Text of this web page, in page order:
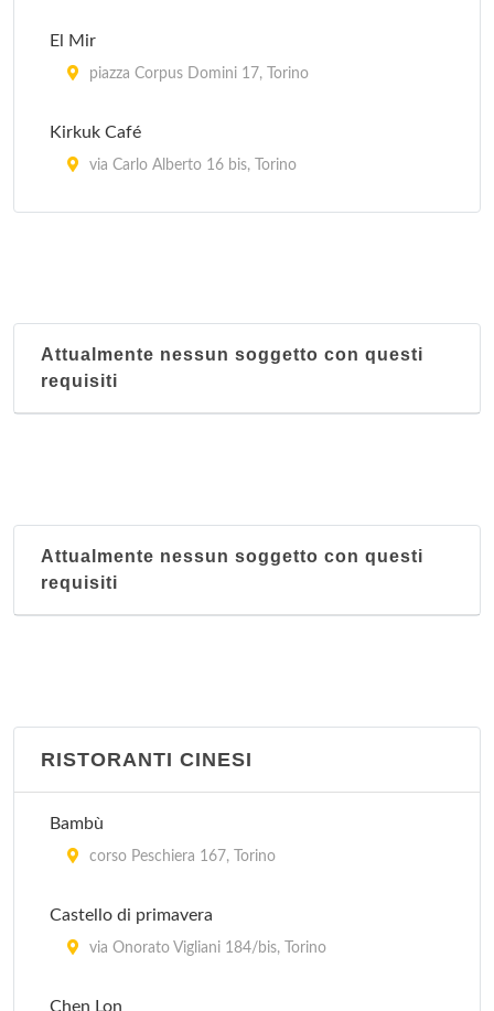
El Mir
piazza Corpus Domini 17, Torino
Kirkuk Café
via Carlo Alberto 16 bis, Torino
piazza della Repubblica 24, Torino
Attualmente nessun soggetto con questi
requisiti
Attualmente nessun soggetto con questi
requisiti
RISTORANTI CINESI
Bambù
corso Peschiera 167, Torino
Castello di primavera
via Onorato Vigliani 184/bis, Torino
Chen Lon